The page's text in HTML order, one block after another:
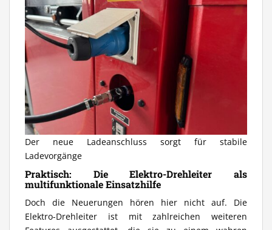
Der neue Ladeanschluss sorgt für stabile
Ladevorgänge
Praktisch: Die Elektro-Drehleiter als
multifunktionale Einsatzhilfe
Doch die Neuerungen hören hier nicht auf. Die
Elektro-Drehleiter ist mit zahlreichen weiteren